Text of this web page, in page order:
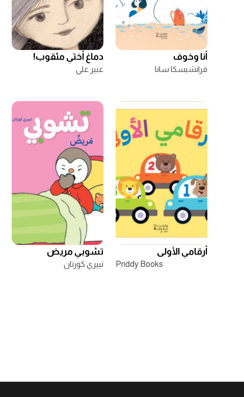
أنا وخوف
فرانشيسكا سانا
دماغ أختي مثقوب!
عبير علي
أرقامي الأولى
Priddy Books
تشوبي مريض
تييري كورتان